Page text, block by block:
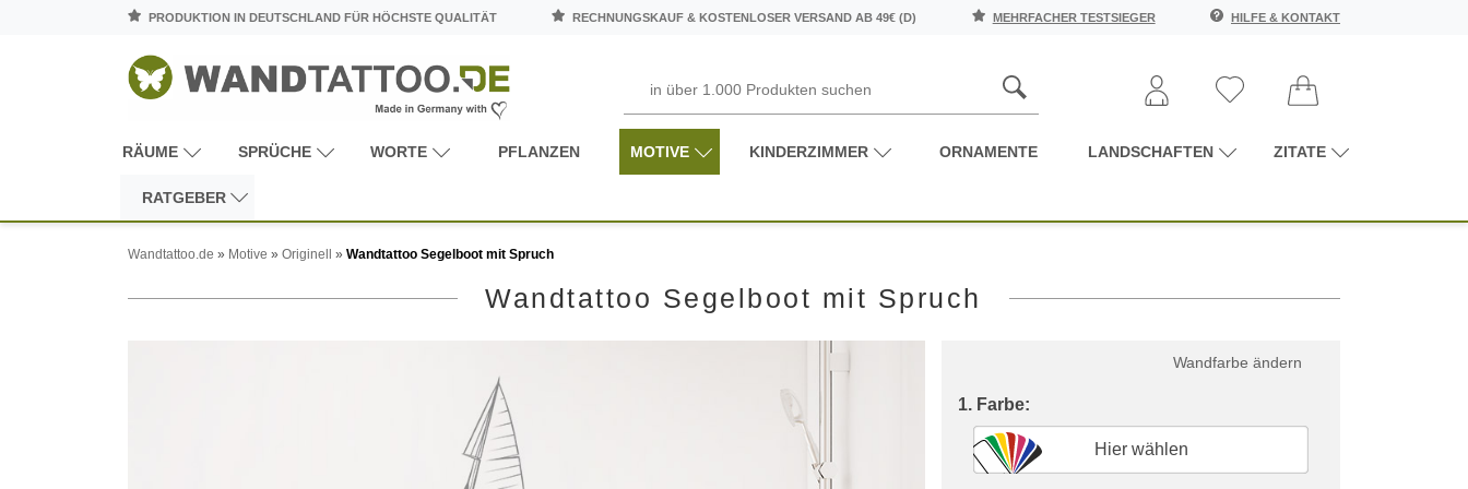
PRODUKTION IN DEUTSCHLAND FÜR HÖCHSTE QUALITÄT RECHNUNGSKAUF & KOSTENLOSER VERSAND AB 49€ (D) MEHRFACHER TESTSIEGER HILFE & KONTAKT
RÄUME SPRÜCHE WORTE PFLANZEN MOTIVE KINDERZIMMER ORNAMENTE LANDSCHAFTEN ZITATE
RATGEBER
Wandtattoo.de » Motive » Originell » Wandtattoo Segelboot mit Spruch
Wandtattoo Segelboot mit Spruch
Wandfarbe ändern
1. Farbe:
Hier wählen